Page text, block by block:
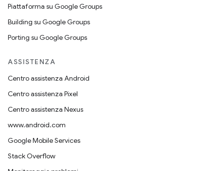
Piattaforma su Google Groups
Building su Google Groups
Porting su Google Groups
ASSISTENZA
Centro assistenza Android
Centro assistenza Pixel
Centro assistenza Nexus
www.android.com
Google Mobile Services
Stack Overflow